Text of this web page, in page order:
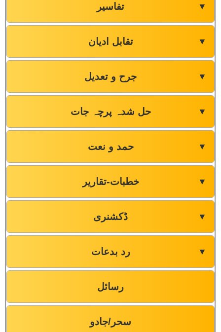
تفاسیر ▼
تقابل ادیان ▼
جرح و تعدیل ▼
حل شدہ پرچہ جات ▼
حمد و نعت ▼
خطبات-تقاریر ▼
ڈکشنری ▼
رد بدعات ▼
رسائل
سحر/جادو